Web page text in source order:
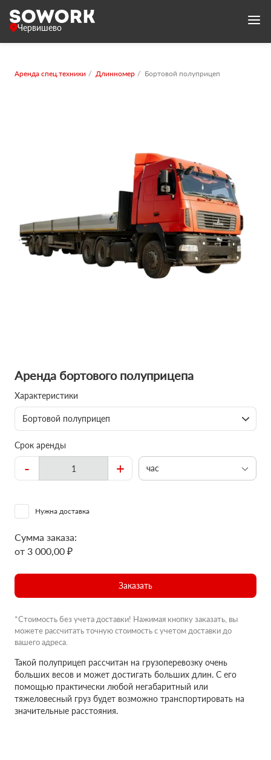
Червишево
Аренда спец.техники Длинномер Бортовой полуприцеп
Аренда бортового полуприцепа
Характеристики
Бортовой полуприцеп
Срок аренды
- + час
Нужна доставка
Сумма заказа:
от 3 000,00 ₽
Заказать
*Стоимость без учета доставки! Нажимая кнопку заказать, вы
можете рассчитать точную стоимость с учетом доставки до
вашего адреса.
Такой полуприцеп рассчитан на грузоперевозку очень
больших весов и может достигать больших длин. С его
помощью практически любой негабаритный или
тяжеловесный груз будет возможно транспортировать на
значительные расстояния.